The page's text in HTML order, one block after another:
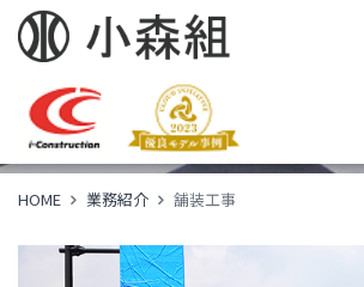
舗装工事
Pavement work
HOME 業務紹介 舗装工事